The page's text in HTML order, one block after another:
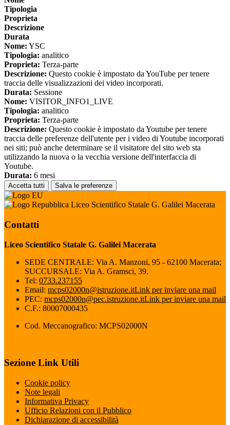
Tipologia
Proprieta
Descrizione
Durata
Nome: YSC
Tipologia: analitico
Proprieta: Terza-parte
Descrizione: Questo cookie è impostato da YouTube per tenere
traccia delle visualizzazioni dei video incorporati.
Durata: Sessione
Nome: VISITOR_INFO1_LIVE
Tipologia: analitico
Proprieta: Terza-parte
Descrizione: Questo cookie è impostato da Youtube per tenere
traccia delle preferenze dell'utente per i video di Youtube incorporati
nei siti; può anche determinare se il visitatore del sito web sta
utilizzando la nuova o la vecchia versione dell'interfaccia di
Youtube.
Durata: 6 mesi
Accetta tutti Salva le preferenze
Liceo Scientifico Statale G. Galilei Macerata
Contatti
Liceo Scientifico Statale G. Galilei Macerata
SEDE CENTRALE: Via A. Manzoni, 95 - 62100 Macerata;
SUCCURSALE: Via A. Gramsci, 39.
Tel: 0733.237155
Email: mcps02000n@istruzione.itLink per inviare una mail
PEC: mcps02000n@pec.istruzione.itLink per inviare una mail
C.F.: 80007000435
Cod. Meccanografico: MCPS02000N
Sezione Link Utili
Cookie policy
Note legali
Informativa Privacy
Ufficio Relazioni con il Pubblico
Dichiarazione di accessibilità